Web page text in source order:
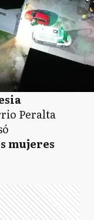
Peralta
mujeres